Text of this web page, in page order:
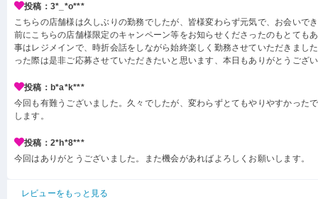
投稿：3*_*o***
こちらの店舗様は久しぶりの勤務でしたが、皆様変わらず元気で、お会いで
前にこちらの店舗様限定のキャンペーン等をお知らせくださったのもとても
事はレジメインで、時折会話をしながら始終楽しく勤務させていただきまし
った際は是非ご応募させていただきたいと思います、本日もありがとうござ
投稿：b*a*k***
今回も有難うございました。久々でしたが、変わらずとてもやりやすかった
します。
投稿：2*h*8***
今回はありがとうございました。また機会があればよろしくお願いします。
レビューをもっと見る